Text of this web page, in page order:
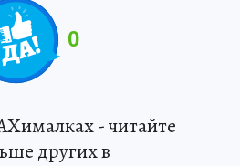
0
- читайте
других в